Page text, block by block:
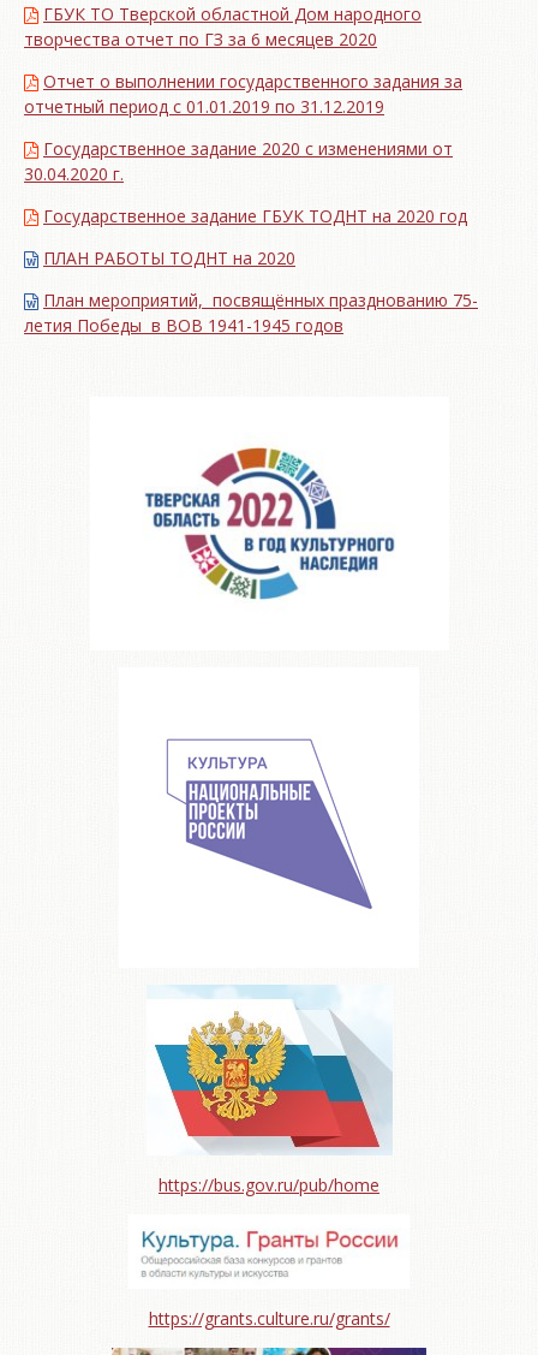
ГБУК ТО Тверской областной Дом народного
творчества отчет по ГЗ за 6 месяцев 2020
Отчет о выполнении государственного задания за
отчетный период с 01.01.2019 по 31.12.2019
Государственное задание 2020 с изменениями от
30.04.2020 г.
Государственное задание ГБУК ТОДНТ на 2020 год
ПЛАН РАБОТЫ ТОДНТ на 2020
План мероприятий, посвящённых празднованию 75-
летия Победы в ВОВ 1941-1945 годов
https://bus.gov.ru/pub/home
https://grants.culture.ru/grants/